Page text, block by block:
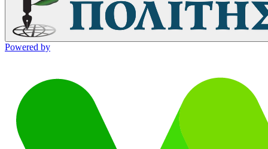
Powered by